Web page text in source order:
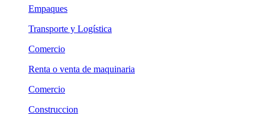
Empaques
Transporte y Logística
Comercio
Renta o venta de maquinaria
Comercio
Construccion